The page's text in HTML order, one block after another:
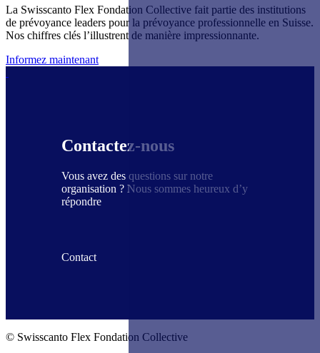
La Swisscanto Flex Fondation Collective fait partie des institutions
de prévoyance leaders pour la prévoyance professionnelle en Suisse.
Nos chiffres clés l’illustrent de manière impressionnante.
Informez maintenant
Contactez-nous
Vous avez des questions sur notre
organisation ? Nous sommes heureux d’y
répondre
Contact
© Swisscanto Flex Fondation Collective